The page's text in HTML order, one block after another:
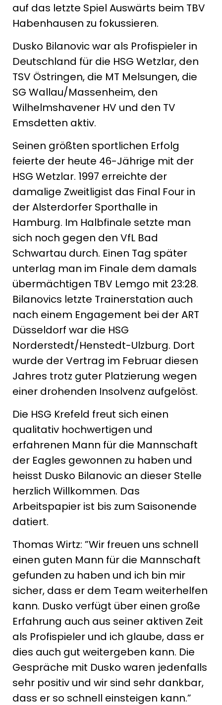
auf das letzte Spiel Auswärts beim TBV
Habenhausen zu fokussieren.
Dusko Bilanovic war als Profispieler in
Deutschland für die HSG Wetzlar, den
TSV Östringen, die MT Melsungen, die
SG Wallau/Massenheim, den
Wilhelmshavener HV und den TV
Emsdetten aktiv.
Seinen größten sportlichen Erfolg
feierte der heute 46-Jährige mit der
HSG Wetzlar. 1997 erreichte der
damalige Zweitligist das Final Four in
der Alsterdorfer Sporthalle in
Hamburg. Im Halbfinale setzte man
sich noch gegen den VfL Bad
Schwartau durch. Einen Tag später
unterlag man im Finale dem damals
übermächtigen TBV Lemgo mit 23:28.
Bilanovics letzte Trainerstation auch
nach einem Engagement bei der ART
Düsseldorf war die HSG
Norderstedt/Henstedt-Ulzburg. Dort
wurde der Vertrag im Februar diesen
Jahres trotz guter Platzierung wegen
einer drohenden Insolvenz aufgelöst.
Die HSG Krefeld freut sich einen
qualitativ hochwertigen und
erfahrenen Mann für die Mannschaft
der Eagles gewonnen zu haben und
heisst Dusko Bilanovic an dieser Stelle
herzlich Willkommen. Das
Arbeitspapier ist bis zum Saisonende
datiert.
Thomas Wirtz: ”Wir freuen uns schnell
einen guten Mann für die Mannschaft
gefunden zu haben und ich bin mir
sicher, dass er dem Team weiterhelfen
kann. Dusko verfügt über einen große
Erfahrung auch aus seiner aktiven Zeit
als Profispieler und ich glaube, dass er
dies auch gut weitergeben kann. Die
Gespräche mit Dusko waren jedenfalls
sehr positiv und wir sind sehr dankbar,
dass er so schnell einsteigen kann.”